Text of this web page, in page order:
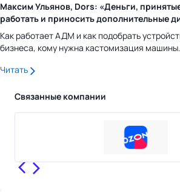
Максим Ульянов, Dors: «Деньги,
работать и приносить дополнительные
Как работает АДМ и как подобрать
бизнеса, кому нужна кастомизация машины.
Читать
Связанные компании